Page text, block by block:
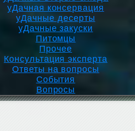
уДачная консервация
уДачные десерты
уДачные закуски
Питомцы
Прочее
Консультация эксперта
Ответы на вопросы
События
Вопросы